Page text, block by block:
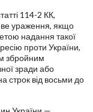
114-2 КК,
ураження, якщо
надання такої
проти України,
збройним
зради або
строк від восьми до